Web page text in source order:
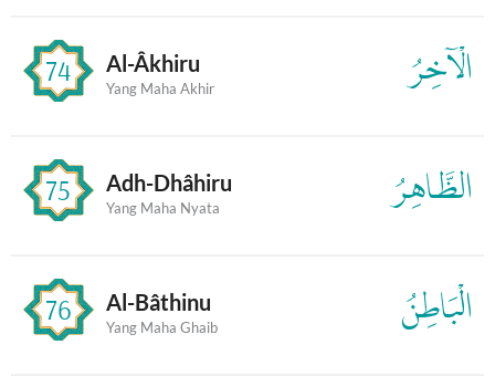
74 Al-Âkhiru
Yang Maha Akhir الْآخِرُ
75 Adh-Dhâhiru
Yang Maha Nyata الظَّاهِرُ
76 Al-Bâthinu
Yang Maha Ghaib الْبَاطِنُ